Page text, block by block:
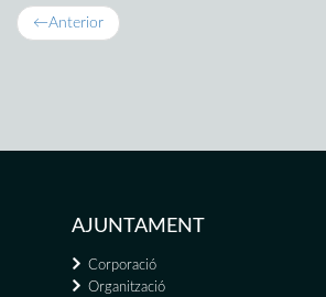
←Anterior
AJUNTAMENT
Corporació
Organització